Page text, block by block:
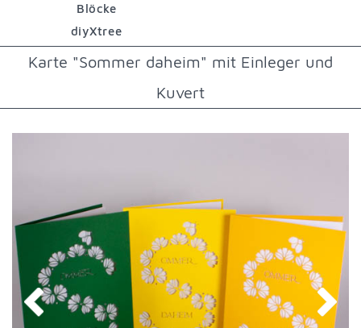
Blöcke
diyXtree
Karte "Sommer daheim" mit Einleger und
Kuvert